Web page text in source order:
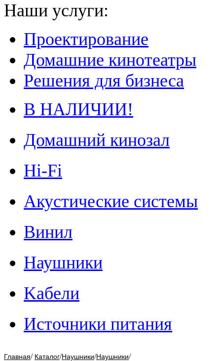
Наши услуги:
Проектирование
Домашние кинотеатры
Решения для бизнеса
В НАЛИЧИИ!
Домашний кинозал
Hi-Fi
Акустические системы
Винил
Наушники
Kабели
Источники питания
Главная/ Каталог/Наушники/Наушники/